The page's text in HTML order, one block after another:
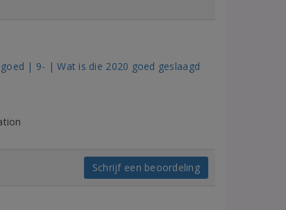
| 9- | Wat is die 2020 goed geslaagd
Schrijf een beoordeling